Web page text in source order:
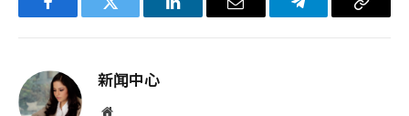
FacebookTwitter LinkedIn电
Telegram复
新闻中心
网